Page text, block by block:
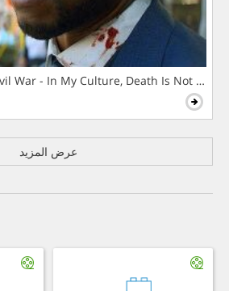
War - In My Culture, Death Is Not The
عرض المزيد